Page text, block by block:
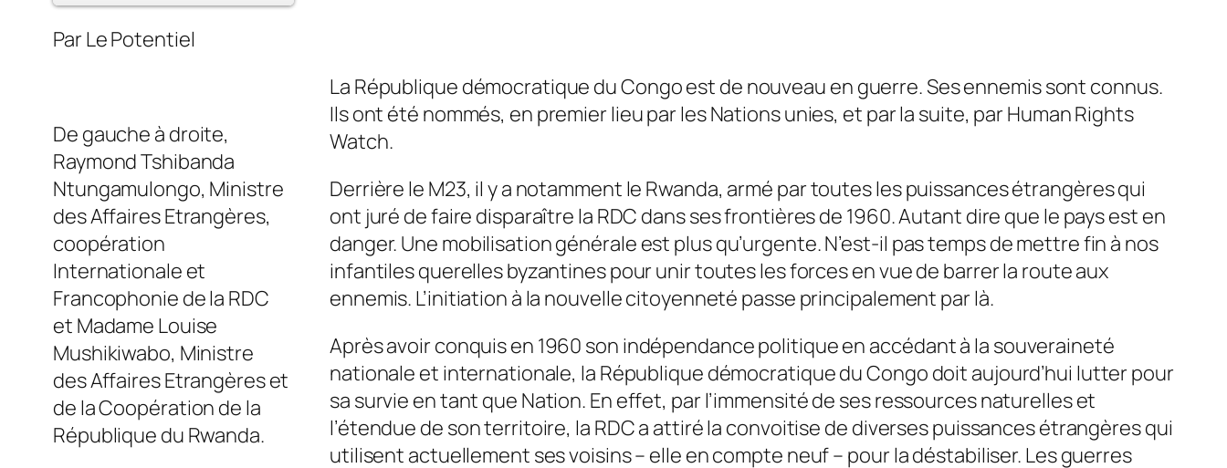
Par Le Potentiel
De gauche à droite,
Raymond Tshibanda
Ntungamulongo, Ministre
des Affaires Etrangères,
coopération
Internationale et
Francophonie de la RDC
et Madame Louise
Mushikiwabo, Ministre
des Affaires Etrangères et
de la Coopération de la
République du Rwanda.
La République démocratique du Congo est de nouveau en guerre. Ses ennemis sont connus.
Ils ont été nommés, en premier lieu par les Nations unies, et par la suite, par Human Rights
Watch.
Derrière le M23, il y a notamment le Rwanda, armé par toutes les puissances étrangères qui
ont juré de faire disparaître la RDC dans ses frontières de 1960. Autant dire que le pays est en
danger. Une mobilisation générale est plus qu’urgente. N’est-il pas temps de mettre fin à nos
infantiles querelles byzantines pour unir toutes les forces en vue de barrer la route aux
ennemis. L’initiation à la nouvelle citoyenneté passe principalement par là.
Après avoir conquis en 1960 son indépendance politique en accédant à la souveraineté
nationale et internationale, la République démocratique du Congo doit aujourd’hui lutter pour
sa survie en tant que Nation. En effet, par l’immensité de ses ressources naturelles et
l’étendue de son territoire, la RDC a attiré la convoitise de diverses puissances étrangères qui
utilisent actuellement ses voisins – elle en compte neuf – pour la déstabiliser. Les guerres